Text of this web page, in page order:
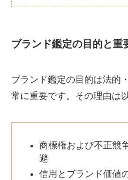
ブランド鑑定の目的と重
ブランド鑑定の目的は法的
常に重要です。その理由は
商標権および不正競
避
信用とブランド価値